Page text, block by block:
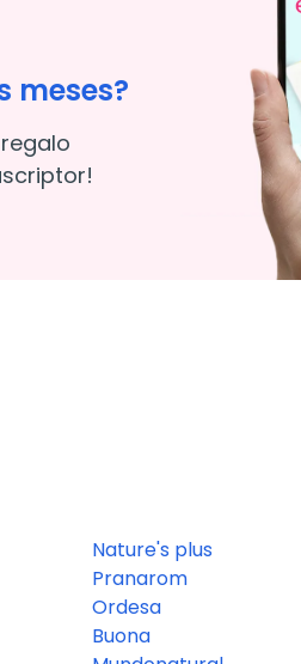
meses?
Nature's plus
Pranarom
Ordesa
Buona